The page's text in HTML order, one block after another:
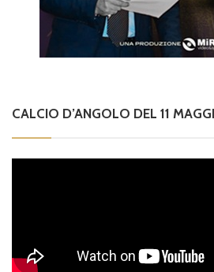
CALCIO D’ANGOLO DEL 11